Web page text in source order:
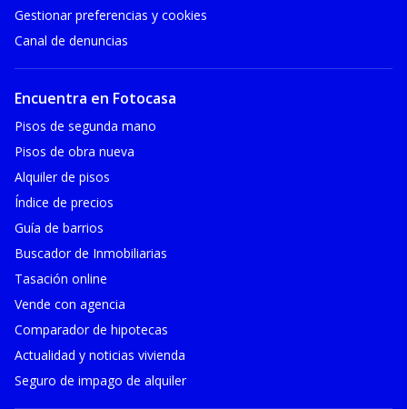
Gestionar preferencias y cookies
Canal de denuncias
Encuentra en Fotocasa
Pisos de segunda mano
Pisos de obra nueva
Alquiler de pisos
Índice de precios
Guía de barrios
Buscador de Inmobiliarias
Tasación online
Vende con agencia
Comparador de hipotecas
Actualidad y noticias vivienda
Seguro de impago de alquiler